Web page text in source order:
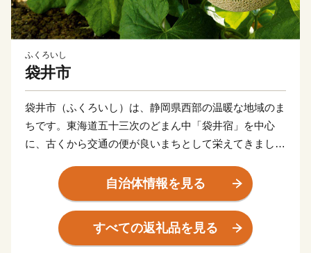
ふくろいし
袋井市
袋井市（ふくろいし）は、静岡県西部の温暖な地域のま
ちです。東海道五十三次のどまん中「袋井宿」を中心
に、古くから交通の便が良いまちとして栄えてきまし
ロン」や風味豊かな緑茶の産地としても有名です。豊か
な自然と古い歴史に恵まれた袋井市。「活力と創造で
未来を先取る 日本一健康文化都市 ふくろい」の挑戦
へのご声援をよろしくお願いします。
自治体情報を見る
すべての返礼品を見る